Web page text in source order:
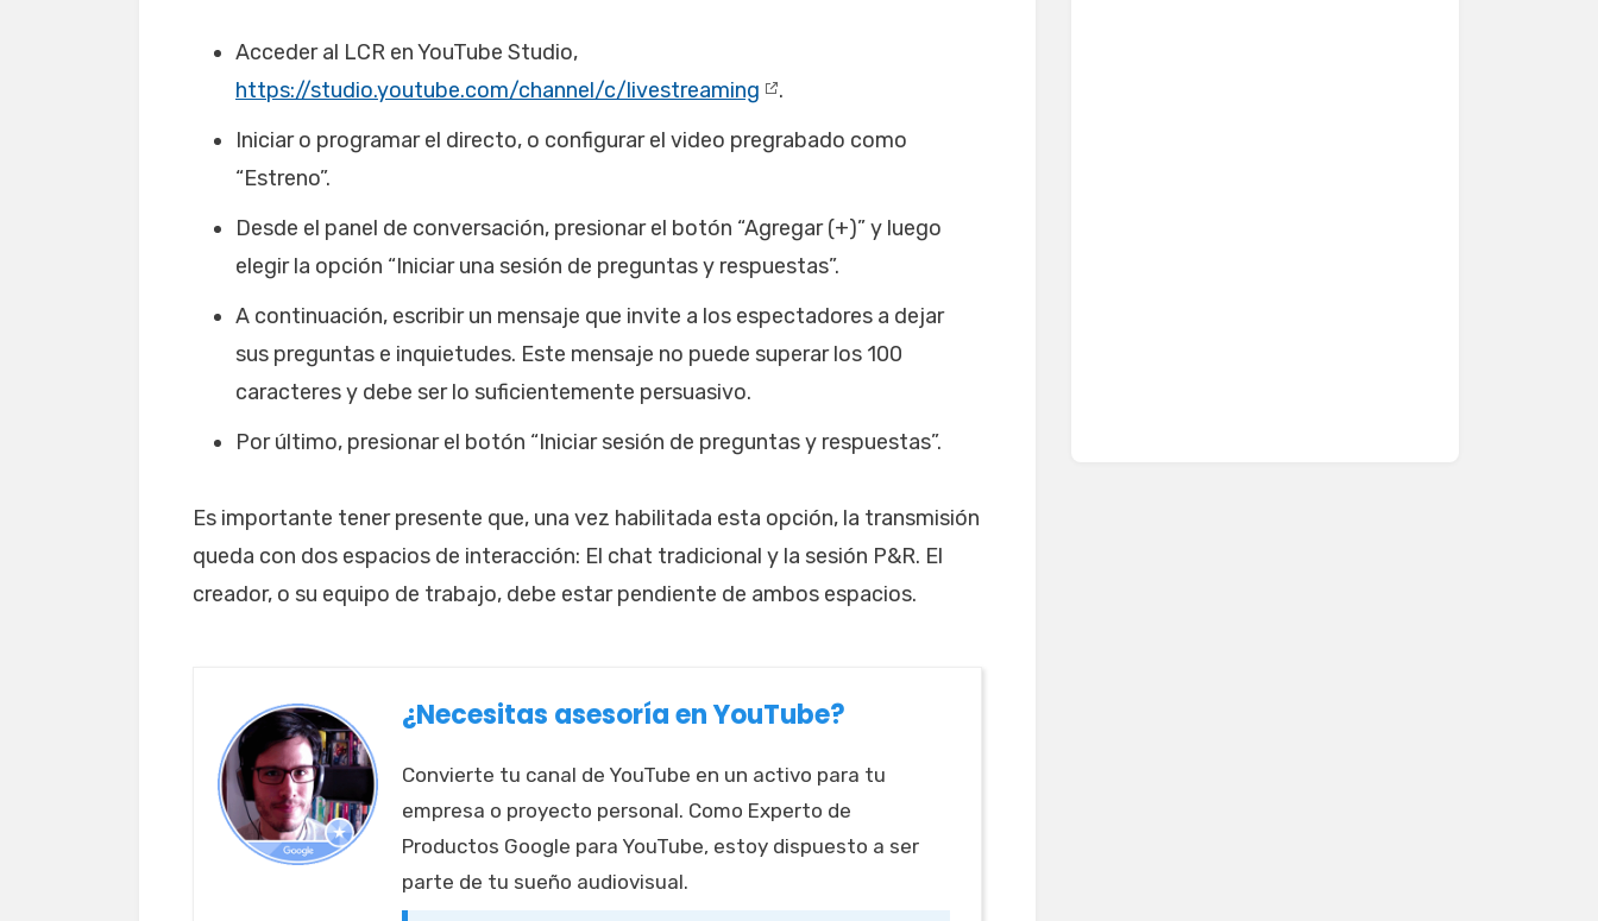
Acceder al LCR en YouTube Studio,
https://studio.youtube.com/channel/c/livestreaming
.
Iniciar o programar el directo, o configurar el video pregrabado como
“Estreno”.
Desde el panel de conversación, presionar el botón “Agregar (+)” y luego
elegir la opción “Iniciar una sesión de preguntas y respuestas”.
A continuación, escribir un mensaje que invite a los espectadores a dejar
sus preguntas e inquietudes. Este mensaje no puede superar los 100
caracteres y debe ser lo suficientemente persuasivo.
Por último, presionar el botón “Iniciar sesión de preguntas y respuestas”.
Es importante tener presente que, una vez habilitada esta opción, la transmisión
queda con dos espacios de interacción: El chat tradicional y la sesión P&R. El
creador, o su equipo de trabajo, debe estar pendiente de ambos espacios.
¿Necesitas asesoría en YouTube?
Convierte tu canal de YouTube en un activo para tu
empresa o proyecto personal. Como Experto de
Productos Google para YouTube, estoy dispuesto a ser
parte de tu sueño audiovisual.